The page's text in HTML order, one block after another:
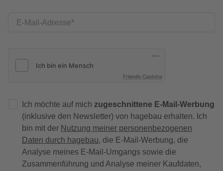
E-Mail-Adresse
Friendly Captcha
Ich möchte auf mich zugeschnittene E-Mail-Werbung
(inklusive den Newsletter) von hagebau erhalten. Ich
bin mit der Nutzung meiner personenbezogenen
Daten durch hagebau, die E-Mail-Werbung, die
Analyse meines E-Mail-Umgangs sowie die
Zusammenführung und Analyse meiner Kaufdaten,